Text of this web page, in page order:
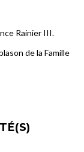
Rainier III.
de la Famille